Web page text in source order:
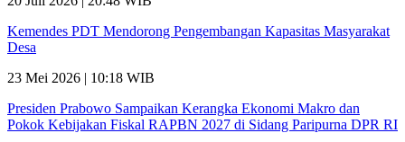
Kemendes PDT Mendorong Pengembangan Kapasitas Masyarakat
Desa
23 Mei 2026 | 10:18 WIB
Presiden Prabowo Sampaikan Kerangka Ekonomi Makro dan
Pokok Kebijakan Fiskal RAPBN 2027 di Sidang Paripurna DPR RI